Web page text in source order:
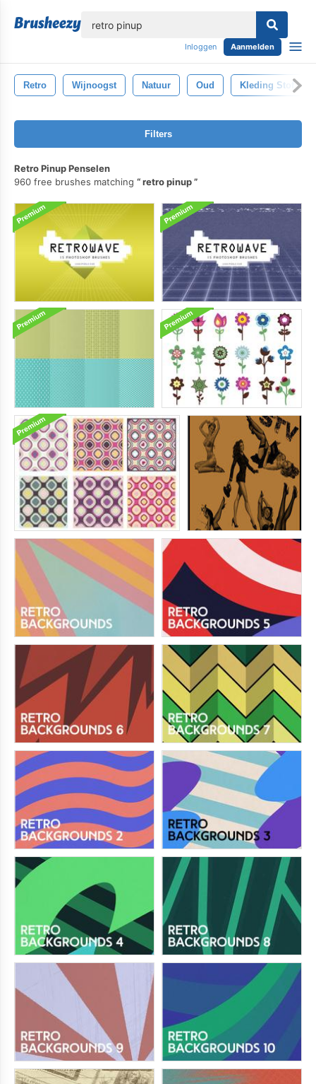
Inloggen Aanmelden
Retro Wijnoogst Natuur Oud Kleding Stof
Filters
Retro Pinup Penselen
960 free brushes matching
retro pinup